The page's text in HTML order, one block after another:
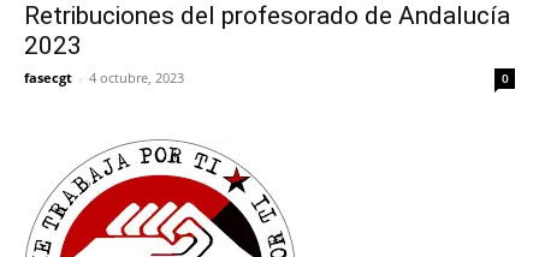
Retribuciones del profesorado de Andalucía
2023
fasecgt - 4 octubre, 2023 0